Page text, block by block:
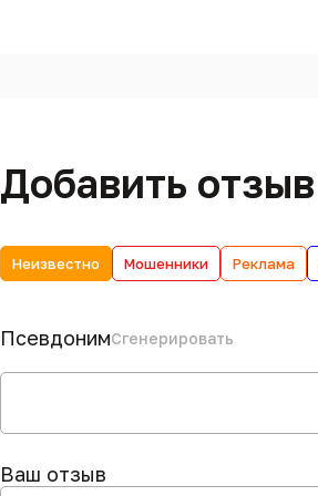
Добавить отзыв
Неизвестно Мошенники Реклама
ПсевдонимСгенерировать
Ваш отзыв